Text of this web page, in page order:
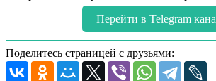
Перейти в Telegram
Поделитесь страницей с друзьями: